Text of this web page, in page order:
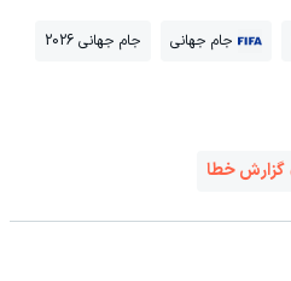
جام جهانی جام جهانی 2026
گزارش خطا